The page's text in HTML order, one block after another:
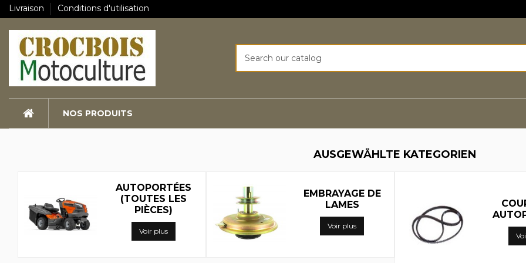
Livraison Conditions d'utilisation
NOS PRODUITS
Crocbois Motoculture — Pièces détachées
AUSGEWÄHLTE KATEGORIEN
AUTOPORTÉES
(TOUTES LES
PIÈCES)
Voir plus
EMBRAYAGE DE
LAMES
Voir plus